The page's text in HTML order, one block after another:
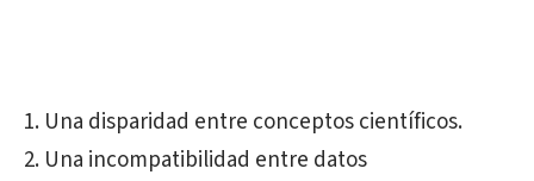
Una disparidad entre conceptos científicos.
Una incompatibilidad entre datos